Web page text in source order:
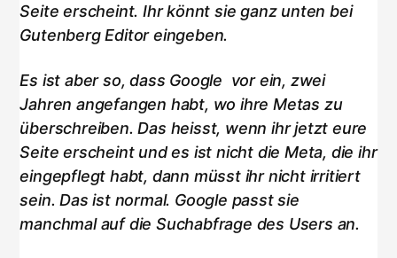
Seite erscheint. Ihr könnt sie ganz unten bei
Gutenberg Editor eingeben.
Es ist aber so, dass Google vor ein, zwei
Jahren angefangen habt, wo ihre Metas zu
überschreiben. Das heisst, wenn ihr jetzt eure
Seite erscheint und es ist nicht die Meta, die ihr
eingepflegt habt, dann müsst ihr nicht irritiert
sein. Das ist normal. Google passt sie
manchmal auf die Suchabfrage des Users an.